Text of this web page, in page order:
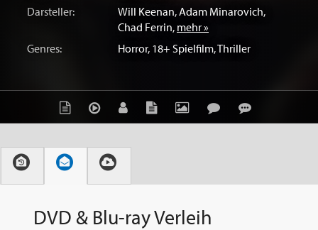
Darsteller:
Will Keenan,Adam Minarovich,
Chad Ferrin, mehr »
Genres:
Horror, 18+ Spielfilm,Thriller
DVD & Blu-ray Verleih